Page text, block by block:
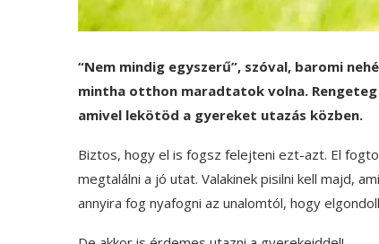
“Nem mindig egyszerű”, szóval, baromi
mintha otthon maradtatok volna.
amivel lekötöd a gyereket utazás közben.
Biztos, hogy el is fogsz felejteni ezt-azt. El
megtalálni a jó utat. Valakinek pisilni kell majd,
annyira fog nyafogni az unalomtól, hogy